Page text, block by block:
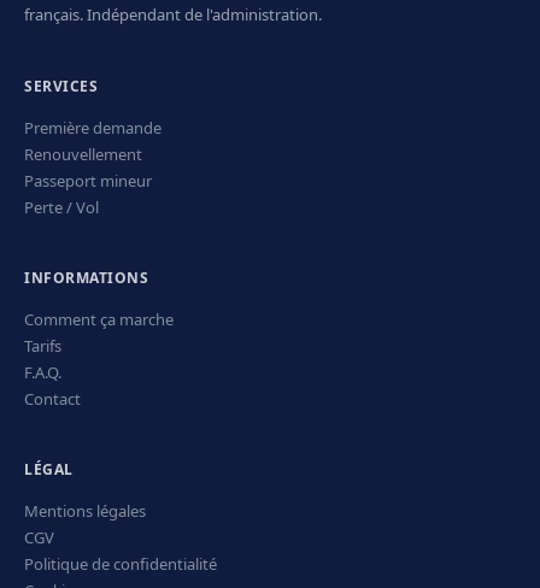
français. Indépendant de l'administration.
SERVICES
Première demande
Renouvellement
Passeport mineur
Perte / Vol
INFORMATIONS
Comment ça marche
Tarifs
F.A.Q.
Contact
LÉGAL
Mentions légales
CGV
Politique de confidentialité